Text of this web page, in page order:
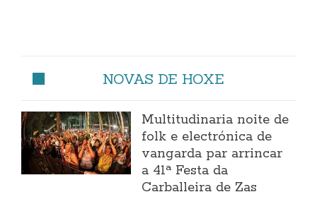
NOVAS DE HOXE
Multitudinaria noite de
folk e electrónica de
vangarda par arrincar
a 41ª Festa da
Carballeira de Zas